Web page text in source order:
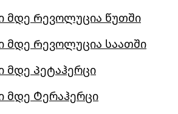
მდე Რევოლუცია წუთში
მდე Რევოლუცია საათში
მდე Პეტაჰერცი
მდე Ტერაჰერცი